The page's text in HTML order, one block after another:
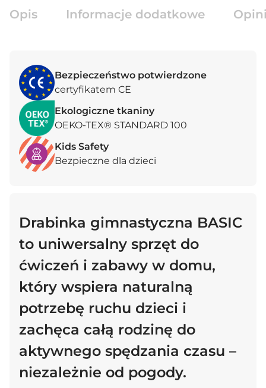
Opis Informacje dodatkowe
Bezpieczeństwo potwierdzone
certyfikatem CE
Ekologiczne tkaniny
OEKO-TEX® STANDARD 100
Kids Safety
Bezpieczne dla dzieci
Drabinka gimnastyczna BASIC
to uniwersalny sprzęt do
ćwiczeń i zabawy w domu,
który wspiera naturalną
potrzebę ruchu dzieci i
zachęca całą rodzinę do
aktywnego spędzania czasu –
niezależnie od pogody.